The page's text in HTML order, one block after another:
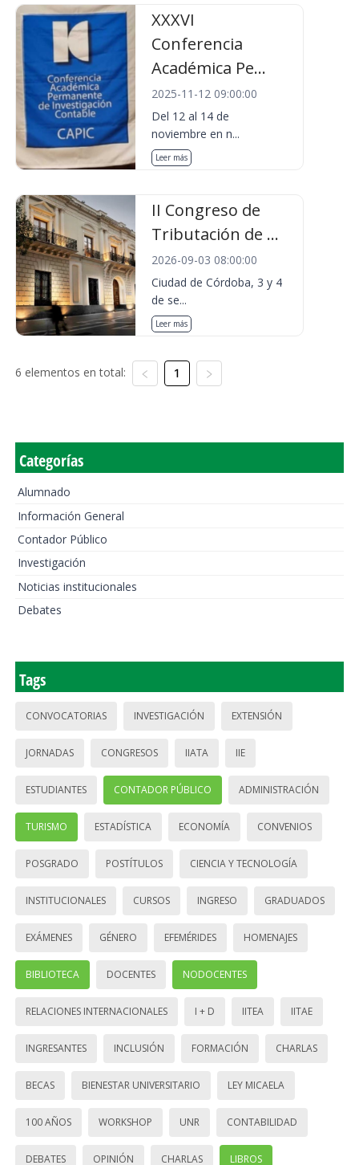
XXXVI
Conferencia
Académica Pe...
2025-11-12 09:00:00
Del 12 al 14 de
noviembre en n...
Leer más
II Congreso de
Tributación de ...
2026-09-03 08:00:00
Ciudad de Córdoba, 3 y 4
de se...
Leer más
6 elementos en total: 1
Categorías
Alumnado
Información General
Contador Público
Investigación
Noticias institucionales
Debates
Tags
CONVOCATORIAS INVESTIGACIÓN EXTENSIÓN
JORNADAS CONGRESOS IIATA IIE
ESTUDIANTES CONTADOR PÚBLICO ADMINISTRACIÓN
TURISMO ESTADÍSTICA ECONOMÍA CONVENIOS
POSGRADO POSTÍTULOS CIENCIA Y TECNOLOGÍA
INSTITUCIONALES CURSOS INGRESO GRADUADOS
EXÁMENES GÉNERO EFEMÉRIDES HOMENAJES
BIBLIOTECA DOCENTES NODOCENTES
RELACIONES INTERNACIONALES I + D IITEA IITAE
INGRESANTES INCLUSIÓN FORMACIÓN CHARLAS
BECAS BIENESTAR UNIVERSITARIO LEY MICAELA
100 AÑOS WORKSHOP UNR CONTABILIDAD
DEBATES OPINIÓN CHARLAS LIBROS